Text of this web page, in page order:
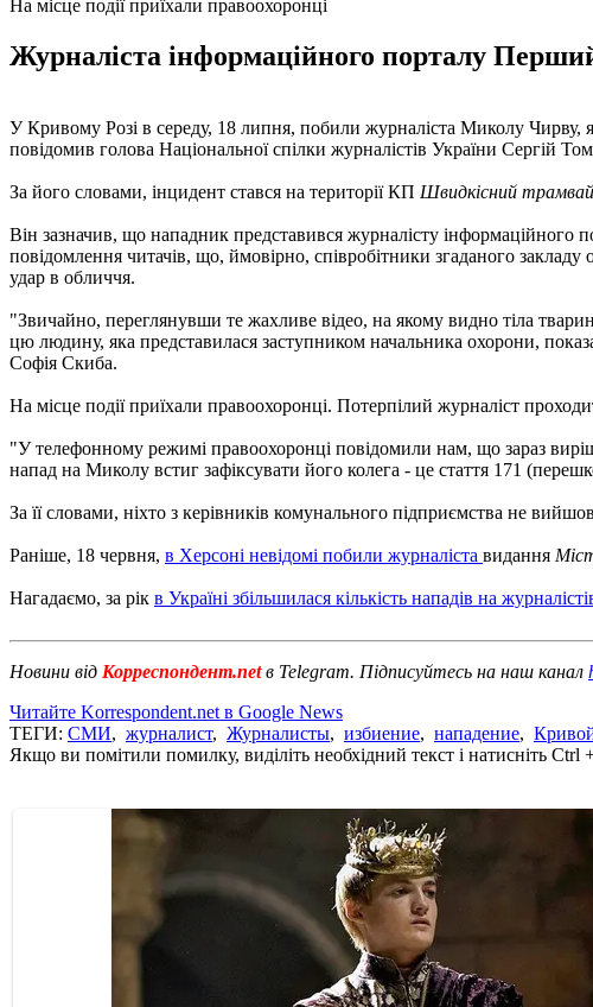
На місце події приїхали правоохоронці
Журналіста інформаційного порталу
У Кривому Розі в середу, 18 липня, побили журналіста Миколу Чирву,
повідомив голова Національної спілки журналістів України Сергій
За його словами, інцидент стався на території КП Швидкісний
Він зазначив, що нападник представився журналісту інформаційного
повідомлення читачів, що, ймовірно, співробітники згаданого закладу
удар в обличчя.
"Звичайно, переглянувши те жахливе відео, на якому видно тіла
цю людину, яка представилася заступником начальника охорони,
Софія Скиба.
На місце події приїхали правоохоронці. Потерпілий журналіст
"У телефонному режимі правоохоронці повідомили нам, що зараз
напад на Миколу встиг зафіксувати його колега - це стаття 171
За її словами, ніхто з керівників комунального підприємства не
Раніше, 18 червня, в Херсоні невідомі побили журналіста видання
Нагадаємо, за рік в Україні збільшилася кількість нападів на
Новини від Корреспондент.netв Telegram. Підписуйтесь на наш канал
Читайте Korrespondent.net в Google News
ТЕГИ: СМИ, журналист, Журналисты, избиение, нападение,
Якщо ви помітили помилку, виділіть необхідний текст і натисніть